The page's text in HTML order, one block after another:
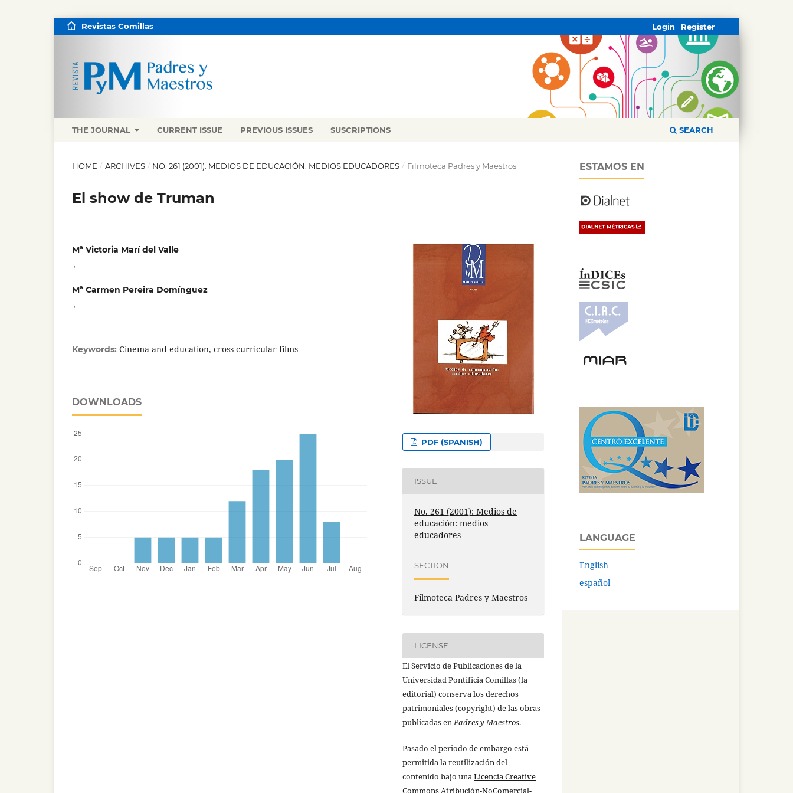
THE JOURNAL CURRENT ISSUE PREVIOUS ISSUES SUSCRIPTIONS SEARCH
Revistas Comillas Register
Login
HOME / ARCHIVES / NO. 261 (2001): MEDIOS DE EDUCACIÓN: MEDIOS EDUCADORES / Filmoteca Padres y Maestros
El show de Truman
Mª Victoria Marí del Valle
Mª Carmen Pereira Domínguez
Keywords: Cinema and education, cross curricular films
DOWNLOADS
PDF (SPANISH)
ISSUE
No. 261 (2001): Medios de
educación: medios
educadores
SECTION
Filmoteca Padres y Maestros
LICENSE
El Servicio de Publicaciones de la
Universidad Pontificia Comillas (la
editorial) conserva los derechos
patrimoniales (copyright) de las obras
publicadas enPadres y Maestros.
Pasado el periodo de embargo está
permitida la reutilización del
contenido bajo unaLicencia Creative
Commons Atribución-NoComercial-
ESTAMOS EN
LANGUAGE
English
español